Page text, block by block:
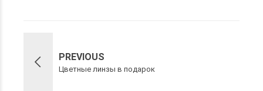
PREVIOUS
Цветные линзы в подарок